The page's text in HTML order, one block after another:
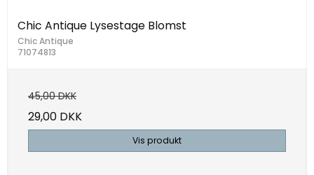
Chic Antique Lysestage Blomst
Chic Antique
71074813
45,00 DKK
29,00 DKK
Vis produkt